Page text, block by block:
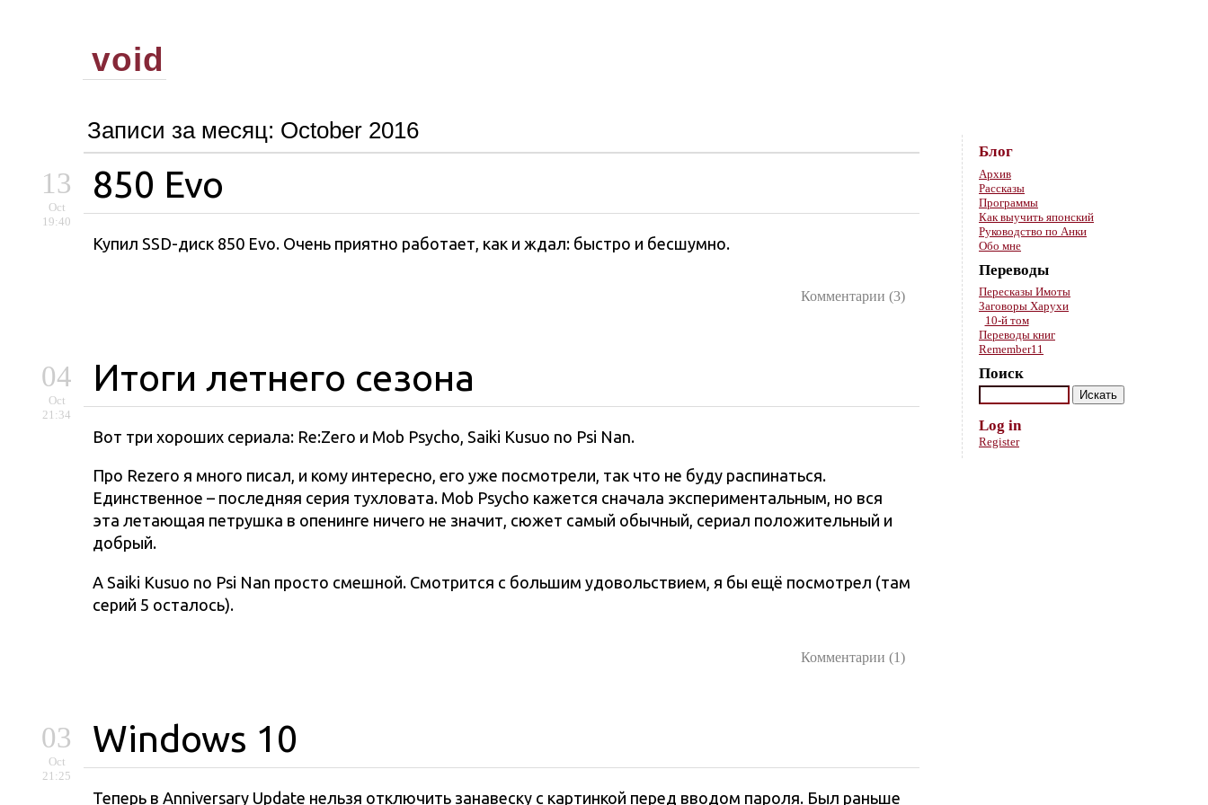
void
Записи за месяц: October 2016
13
Oct
19:40
850 Evo
Купил SSD-диск 850 Evo. Очень приятно работает, как и ждал: быстро и бесшумно.
Комментарии (3)
04
Oct
21:34
Итоги летнего сезона
Вот три хороших сериала: Re:Zero и Mob Psycho, Saiki Kusuo no Psi Nan.
Про Rezero я много писал, и кому интересно, его уже посмотрели, так что не буду распинаться.
Единственное – последняя серия тухловата. Mob Psycho кажется сначала экспериментальным, но вся
эта летающая петрушка в опенинге ничего не значит, сюжет самый обычный, сериал положительный и
добрый.
А Saiki Kusuo no Psi Nan просто смешной. Смотрится с большим удовольствием, я бы ещё посмотрел (там
серий 5 осталось).
Комментарии (1)
03
Oct
21:25
Windows 10
Теперь в Anniversary Update нельзя отключить занавеску с картинкой перед вводом пароля. Был раньше
Блог
Архив
Рассказы
Программы
Как выучить японский
Руководство по Анки
Обо мне
Переводы
Пересказы Имоты
Заговоры Харухи
10-й том
Переводы книг
Remember11
Поиск
Log in
Register